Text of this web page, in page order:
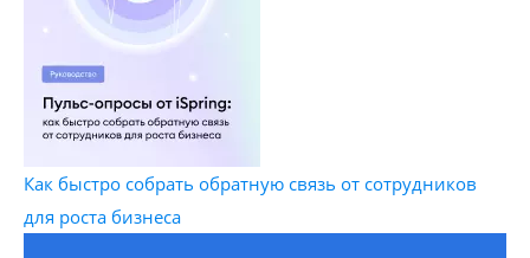
Как быстро собрать обратную связь от сотрудников
для роста бизнеса